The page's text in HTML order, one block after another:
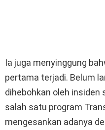
Ia juga menyinggung
pertama terjadi. Belum
dihebohkan oleh insiden
salah satu program
mengesankan adanya